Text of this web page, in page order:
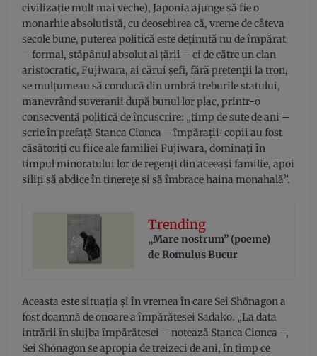
civilizaţie mult mai veche), Japonia ajunge să fie o
monarhie absolutistă, cu deosebirea că, vreme de câteva
secole bune, puterea politică este deţinută nu de împărat
– formal, stăpânul absolut al ţării – ci de către un clan
aristocratic, Fujiwara, ai cărui şefi, fără pretenţii la tron,
se mulţumeau să conducă din umbră treburile statului,
manevrând suveranii după bunul lor plac, printr-o
consecventă politică de încuscrire: „timp de sute de ani –
scrie în prefaţă Stanca Cionca – împăraţii-copii au fost
căsătoriţi cu fiice ale familiei Fujiwara, dominaţi în
timpul minoratului lor de regenţi din aceeaşi familie, apoi
siliţi să abdice în tinereţe şi să îmbrace haina monahală”.
Trending
„Mare nostrum” (poeme)
de Romulus Bucur
Aceasta este situaţia şi în vremea în care Sei Shōnagon a
fost doamnă de onoare a împărătesei Sadako. „La data
intrării în slujba împărătesei – notează Stanca Cionca –,
Sei Shōnagon se apropia de treizeci de ani, în timp ce